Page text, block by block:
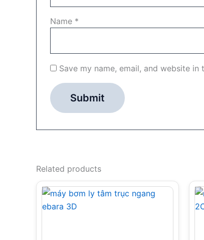
Name *
Save my name, email, and website
Related products